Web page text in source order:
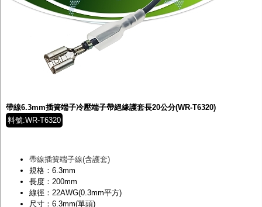
帶線6.3mm插簧端子冷壓端子帶絕緣護套長20公分(WR-T6320)
料號:WR-T6320
帶線插簧端子線(含護套)
規格：6.3mm
長度：200mm
線徑：22AWG(0.3mm平方)
尺寸：6.3mm(單頭)